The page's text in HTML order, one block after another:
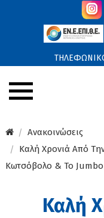
Ανακοινώσεις
Καλή Χρονιά Από
Κωτσόβολο & Το Jumbo
Καλή